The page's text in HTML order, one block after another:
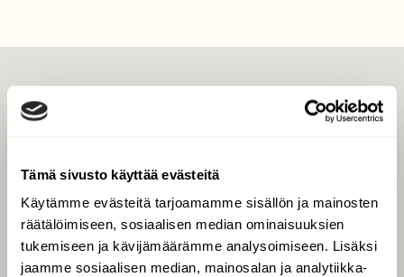
Tämä sivusto käyttää evästeitä
Käytämme evästeitä tarjoamamme sisällön ja mainosten
räätälöimiseen, sosiaalisen median ominaisuuksien
tukemiseen ja kävijämäärämme analysoimiseen. Lisäksi
jaamme sosiaalisen median, mainosalan ja analytiikka-
Tilaa digilukuoikeus
Äänestä parasta juttua
Tilaa uutiskirje